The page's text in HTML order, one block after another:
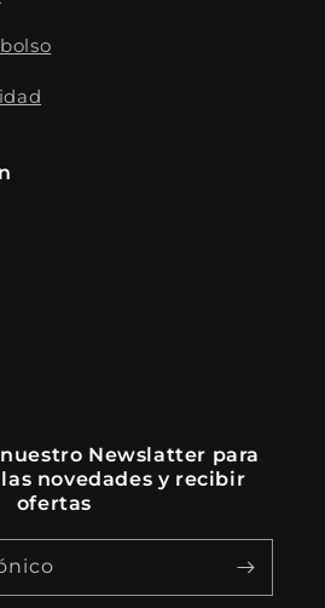
Newslatter para
novedades y recibir
ofertas